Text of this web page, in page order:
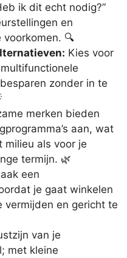
ik dit echt nodig?”
en
🔍
Kies voor
zonder in te
merken bieden
aan, wat
milieu als voor je
termijn. 🌿
een
je gaat winkelen
vermijden en gericht te
van je
met kleine